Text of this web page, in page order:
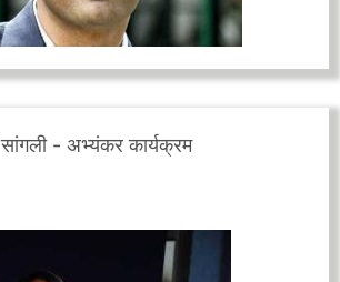
सांगली - अभ्यंकर कार्यक्रम